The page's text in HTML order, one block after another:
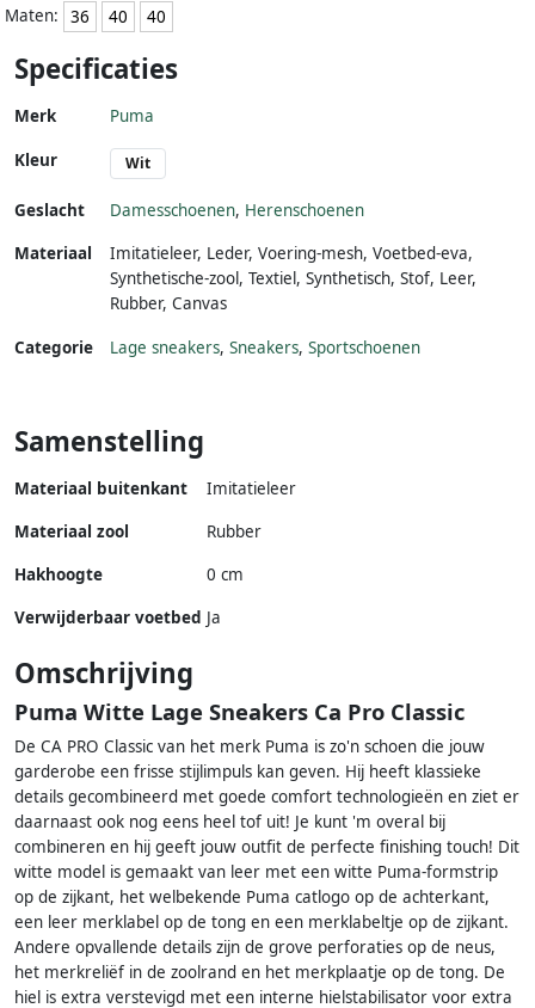
Maten:
36 40 40
Specificaties
Merk Puma
Kleur Wit
Geslacht Damesschoenen, Herenschoenen
Materiaal
Imitatieleer, Leder, Voering-mesh, Voetbed-eva,
Synthetische-zool, Textiel, Synthetisch, Stof, Leer,
Rubber, Canvas
Categorie Lage sneakers, Sneakers, Sportschoenen
Samenstelling
Materiaal buitenkant
Imitatieleer
Materiaal zool
Rubber
Hakhoogte
0 cm
Verwijderbaar voetbed Ja
Omschrijving
Puma Witte Lage Sneakers Ca Pro Classic
De CA PRO Classic van het merk Puma is zo'n schoen die jouw
garderobe een frisse stijlimpuls kan geven. Hij heeft klassieke
details gecombineerd met goede comfort technologieën en ziet er
daarnaast ook nog eens heel tof uit! Je kunt 'm overal bij
combineren en hij geeft jouw outfit de perfecte finishing touch! Dit
witte model is gemaakt van leer met een witte Puma-formstrip
op de zijkant, het welbekende Puma catlogo op de achterkant,
een leer merklabel op de tong en een merklabeltje op de zijkant.
Andere opvallende details zijn de grove perforaties op de neus,
het merkreliëf in de zoolrand en het merkplaatje op de tong. De
hiel is extra verstevigd met een interne hielstabilisator voor extra